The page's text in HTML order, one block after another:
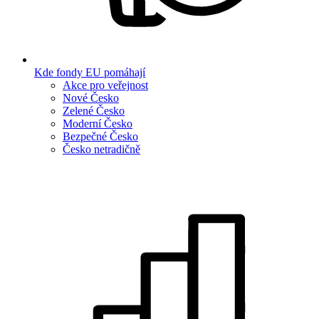
Kde fondy EU pomáhají
Akce pro veřejnost
Nové Česko
Zelené Česko
Moderní Česko
Bezpečné Česko
Česko netradičně